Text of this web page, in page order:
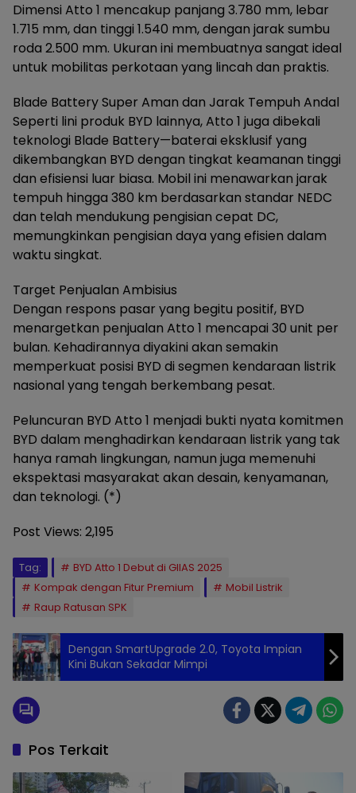
Dimensi Atto 1 mencakup panjang 3.780 mm, lebar
1.715 mm, dan tinggi 1.540 mm, dengan jarak sumbu
roda 2.500 mm. Ukuran ini membuatnya sangat ideal
untuk mobilitas perkotaan yang lincah dan praktis.
Blade Battery Super Aman dan Jarak Tempuh Andal
Seperti lini produk BYD lainnya, Atto 1 juga dibekali
teknologi Blade Battery—baterai eksklusif yang
dikembangkan BYD dengan tingkat keamanan tinggi
dan efisiensi luar biasa. Mobil ini menawarkan jarak
tempuh hingga 380 km berdasarkan standar NEDC
dan telah mendukung pengisian cepat DC,
memungkinkan pengisian daya yang efisien dalam
waktu singkat.
Target Penjualan Ambisius
Dengan respons pasar yang begitu positif, BYD
menargetkan penjualan Atto 1 mencapai 30 unit per
bulan. Kehadirannya diyakini akan semakin
memperkuat posisi BYD di segmen kendaraan listrik
nasional yang tengah berkembang pesat.
Peluncuran BYD Atto 1 menjadi bukti nyata komitmen
BYD dalam menghadirkan kendaraan listrik yang tak
hanya ramah lingkungan, namun juga memenuhi
ekspektasi masyarakat akan desain, kenyamanan,
dan teknologi. (*)
Post Views: 2,195
Tag:
BYD Atto 1 Debut di GIIAS 2025
Kompak dengan Fitur Premium
Mobil Listrik
Raup Ratusan SPK
Dengan SmartUpgrade 2.0, Toyota Impian
Kini Bukan Sekadar Mimpi
Pos Terkait